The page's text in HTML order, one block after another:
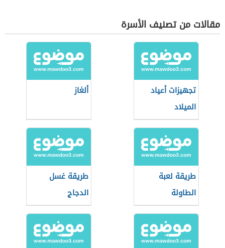
مقالات من تصنيف الأسرة
تجهيزات أعياد
الميلاد
ألغاز
طريقة لعبة
الطاولة
طريقة غسل
الدجاج